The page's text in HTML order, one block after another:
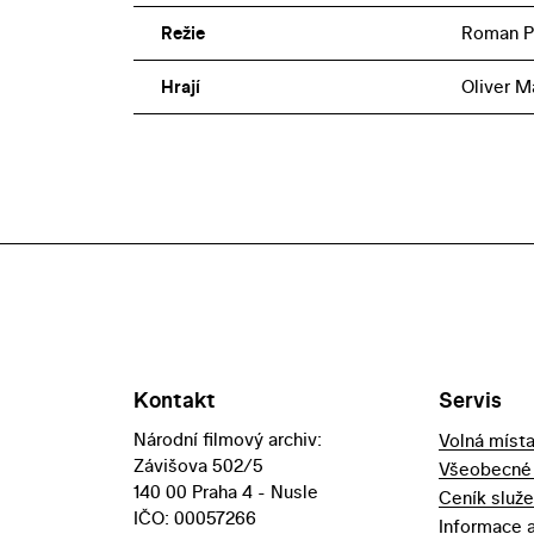
Režie Roman
Hrají Oliver
Kontakt
Národní filmový archiv:
Závišova 502/5
140 00 Praha 4 - Nusle
IČO: 00057266
Servis
Volná místa
Ceník
Informace